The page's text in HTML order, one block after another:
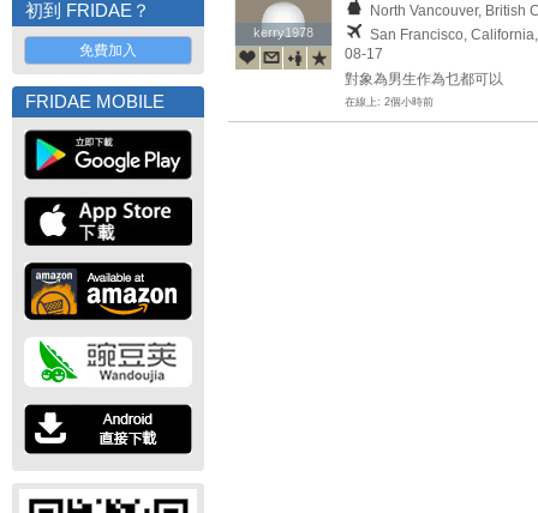
初到 FRIDAE？
免費加入
FRIDAE MOBILE
kerry1978
kerry1978
North Vancouver, British
San Francisco,
08-17
對象為男生作為乜都可以
在線上: 2個小時前